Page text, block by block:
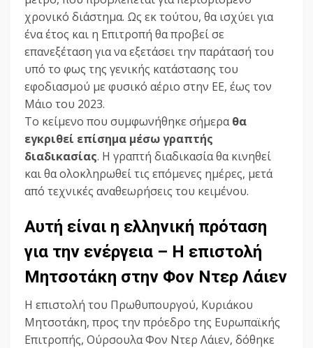
χρονικό διάστημα. Ως εκ τούτου, θα ισχύει για
ένα έτος και η Επιτροπή θα προβεί σε
επανεξέταση για να εξετάσει την παράτασή του
υπό το φως της γενικής κατάστασης του
εφοδιασμού με φυσικό αέριο στην ΕΕ, έως τον
Μάιο του 2023.
Το κείμενο που συμφωνήθηκε σήμεραθα
εγκριθεί επίσημα μέσω γραπτής
διαδικασίας. Η γραπτή διαδικασία θα κινηθεί
και θα ολοκληρωθεί τις επόμενες ημέρες, μετά
από τεχνικές αναθεωρήσεις του κειμένου.
Αυτή είναι η ελληνική πρόταση
για την ενέργεια – Η επιστολή
Μητσοτάκη στην Φον Ντερ Λάιεν
Η επιστολή του Πρωθυπουργού, Κυριάκου
Μητσοτάκη, προς την πρόεδρο της Ευρωπαϊκής
Επιτροπής, Ούρσουλα Φον Ντερ Λάιεν, δόθηκε